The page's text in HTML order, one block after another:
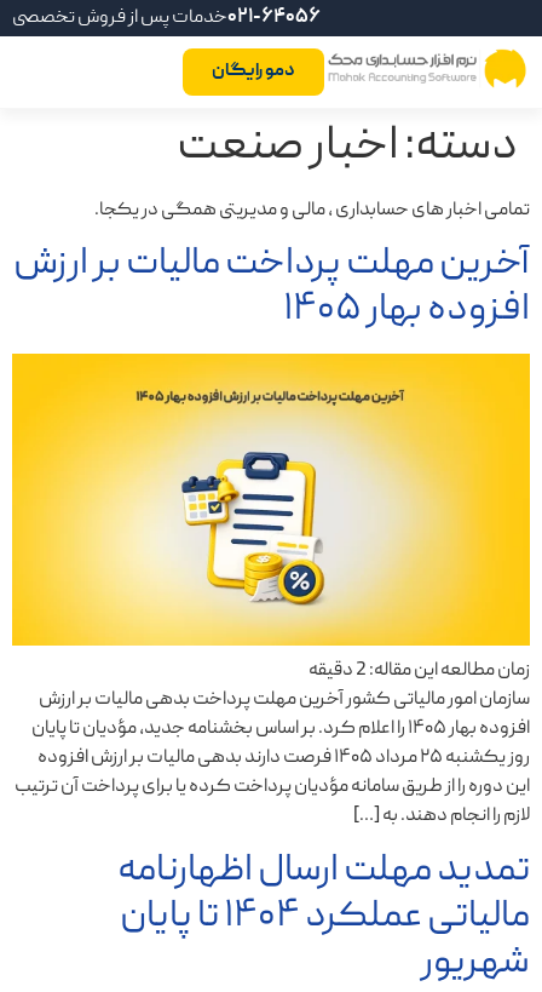
خدمات پس از فروش تخصصی021-64056
دمو رایگان
دسته:اخبار صنعت
تمامی اخبار های حسابداری ، مالی و مدیریتی همگی در یکجا.
آخرین مهلت پرداخت مالیات بر ارزش
افزوده بهار ۱۴۰۵
زمان مطالعه این مقاله:2دقیقه
سازمان امور مالیاتی کشور آخرین مهلت پرداخت بدهی مالیات بر ارزش
افزوده بهار ۱۴۰۵ را اعلام کرد. بر اساس بخشنامه جدید، مؤدیان تا پایان
روز یکشنبه ۲۵ مرداد ۱۴۰۵ فرصت دارند بدهی مالیات بر ارزش افزوده
این دوره را از طریق سامانه مؤدیان پرداخت کرده یا برای پرداخت آن ترتیب
لازم را انجام دهند. به […]
تمدید مهلت ارسال اظهارنامه
مالیاتی عملکرد ۱۴۰۴ تا پایان
شهریور